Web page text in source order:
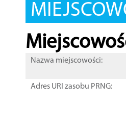
Nazwa miejscowości:
Adres URI zasobu PRNG: